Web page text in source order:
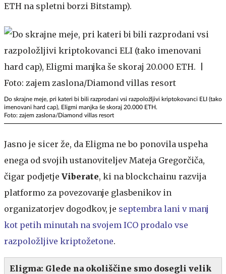
ETH na spletni borzi Bitstamp).
Do skrajne meje, pri kateri bi bili razprodani vsi razpoložljivi kriptokovanci ELI (tako
imenovani hard cap), Eligmi manjka še skoraj 20.000 ETH.
Foto: zajem zaslona/Diamond villas resort
Jasno je sicer že, da Eligma ne bo ponovila uspeha
enega od svojih ustanoviteljev Mateja Gregorčiča,
čigar podjetje Viberate, ki na blockchainu razvija
platformo za povezovanje glasbenikov in
organizatorjev dogodkov, je septembra lani v manj
kot petih minutah na svojem ICO prodalo vse
razpoložljive kriptožetone.
Eligma: Glede na okoliščine smo dosegli velik